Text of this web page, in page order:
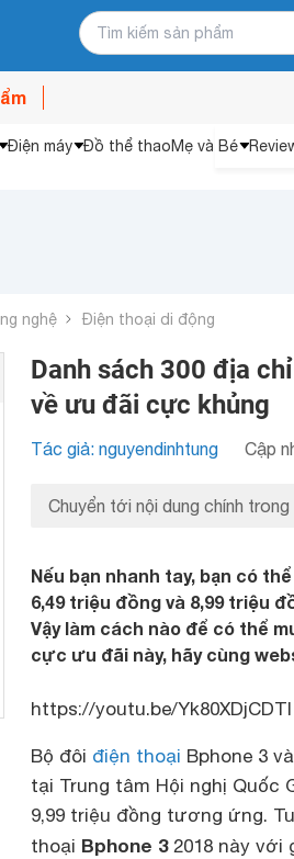
Điện máy Đồ thể thaoMẹ và Bé
nghệ Điện thoại di động
Danh sách 300 địa
về ưu đãi cực khủng
Tác giả: nguyendinhtung Cập
Chuyển tới nội dung chính trong
Nếu bạn nhanh tay, bạn có
6,49 triệu đồng và 8,99 triệu
Vậy làm cách nào để có thể
cực ưu đãi này, hãy cùng
https://youtu.be/Yk80XDjCDTI
Bộ đôi điện thoại Bphone 3
tại Trung tâm Hội nghị Quốc
9,99 triệu đồng tương ứng.
thoại Bphone 32018 này với